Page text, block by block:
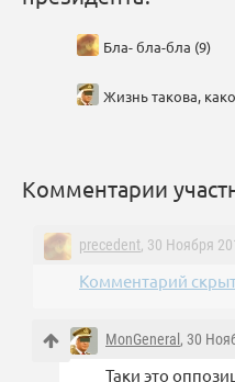
Бла- бла-бла (9)
Жизнь такова,
Комментарии
precedent, 30 Ноября
Комментарий
MonGeneral , 30
Таки это